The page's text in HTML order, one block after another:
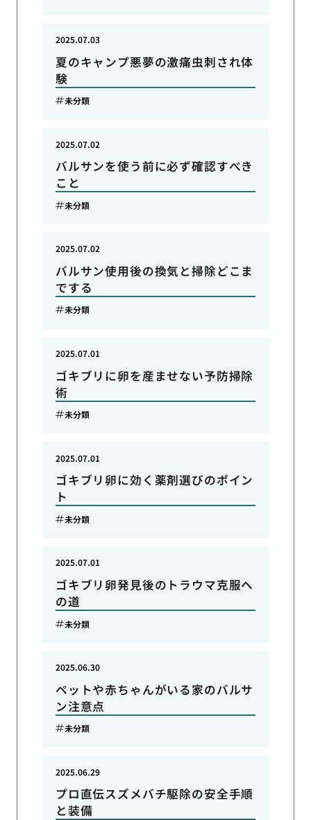
夏のキャンプ悪夢の激痛虫刺され体
験
2025.07.03
未分類
バルサンを使う前に必ず確認すべき
こと
2025.07.02
未分類
バルサン使用後の換気と掃除どこま
でする
2025.07.02
未分類
ゴキブリに卵を産ませない予防掃除
術
2025.07.01
未分類
ゴキブリ卵に効く薬剤選びのポイン
ト
2025.07.01
未分類
ゴキブリ卵発見後のトラウマ克服へ
の道
2025.07.01
未分類
ペットや赤ちゃんがいる家のバルサ
ン注意点
2025.06.30
未分類
プロ直伝スズメバチ駆除の安全手順
と装備
2025.06.29